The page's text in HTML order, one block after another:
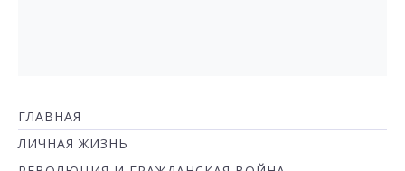
ГЛАВНАЯ
ЛИЧНАЯ ЖИЗНЬ